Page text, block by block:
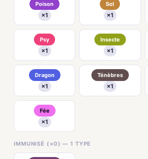
Poison
×1
Sol
×1
Psy
×1
Insecte
×1
Dragon
×1
Ténèbres
×1
Fée
×1
IMMUNISÉ (×0) — 1 TYPE